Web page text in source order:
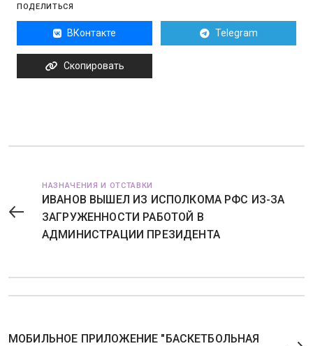
ПОДЕЛИТЬСЯ
ВКонтакте Telegram
Скопировать
НАЗНАЧЕНИЯ И ОТСТАВКИ
ИВАНОВ ВЫШЕЛ ИЗ ИСПОЛКОМА РФС ИЗ-ЗА
ЗАГРУЖЕННОСТИ РАБОТОЙ В
АДМИНИСТРАЦИИ ПРЕЗИДЕНТА
МОБИЛЬНОЕ ПРИЛОЖЕНИЕ "БАСКЕТБОЛЬНАЯ